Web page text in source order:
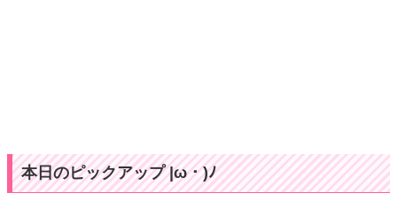
本日のピックアップ |ω・)ﾉ